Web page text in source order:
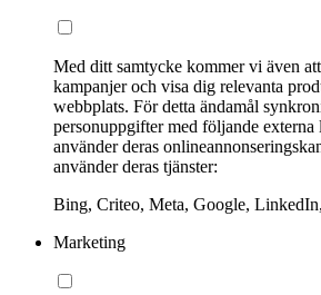
Med ditt samtycke kommer vi även
kampanjer och visa dig relevanta
webbplats. För detta ändamål
personuppgifter med följande externa
använder deras
använder deras tjänster:
Bing, Criteo, Meta, Google,
Marketing